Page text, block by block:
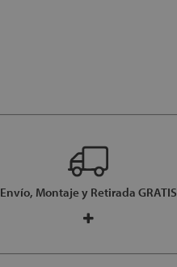
Envío, Montaje y Retirada GRATIS